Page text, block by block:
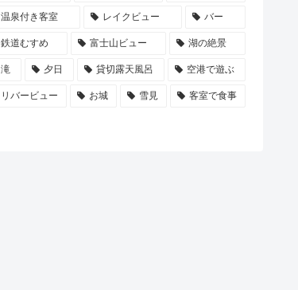
温泉付き客室 レイクビュー バー
鉄道むすめ 富士山ビュー 湖の絶景
滝 夕日 貸切露天風呂 空港で遊ぶ
リバービュー お城 雪見 客室で食事